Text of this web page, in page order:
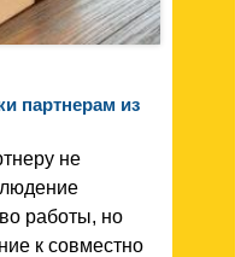
партнерам из
не
работы, но
к совместно